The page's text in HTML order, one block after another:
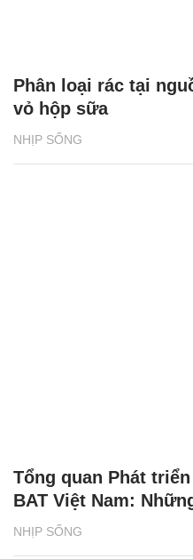
NHỊP SỐNG
Phân loại rác tại
vỏ hộp sữa
NHỊP SỐNG
Tổng quan Phát
BAT Việt Nam: